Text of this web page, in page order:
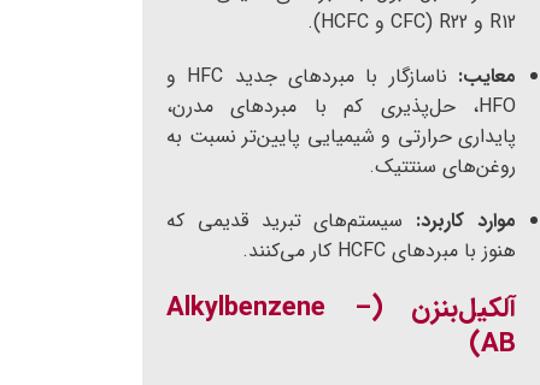
R12 و R22 (CFC و HCFC).
معایب:
ناسازگار با مبردهای جدید HFC و
HFO، حل‌پذیری کم با مبردهای مدرن،
پایداری حرارتی و شیمیایی پایین‌تر نسبت به
روغن‌های سنتتیک.
موارد کاربرد: سیستم‌های تبرید قدیمی که
هنوز با مبردهای HCFC کار می‌کنند.
آلکیل‌بنزن (Alkylbenzene –
AB)